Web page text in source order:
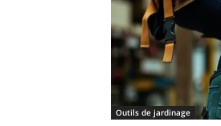
Outils de jardinage